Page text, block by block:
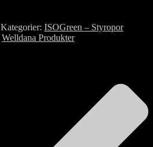
Kategorier ISOGreen – Styropor
Welldana Produkter